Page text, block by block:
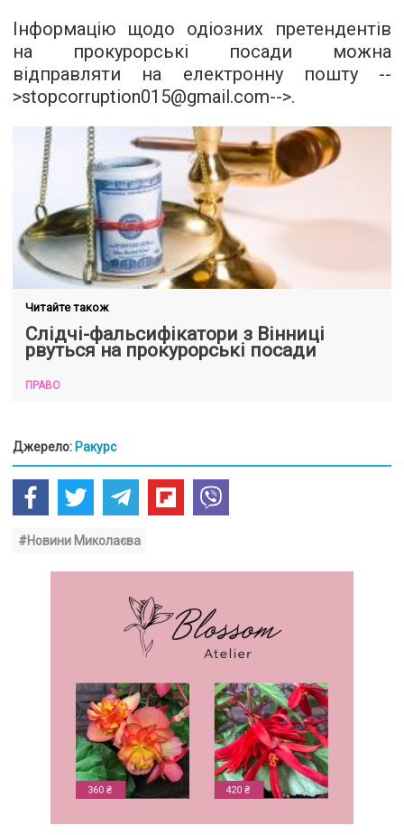
Інформацію щодо одіозних претендентів
на прокурорські посади можна
відправляти на електронну пошту --
>stopcorruption015@gmail.com-->.
Читайте також
Слідчі-фальсифікатори з Вінниці
рвуться на прокурорські посади
ПРАВО
Джерело: Ракурс
#Новини Миколаєва